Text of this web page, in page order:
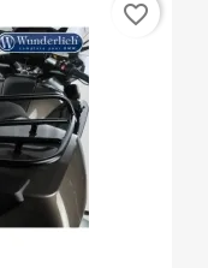
favorite_border